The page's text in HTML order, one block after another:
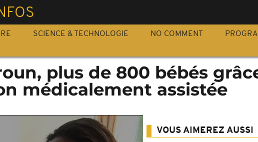
SCIENCE & TECHNOLOGIE NO COMMENT
plus de 800 bébés
médicalement assistée
VOUS AIMEREZ AUSSI